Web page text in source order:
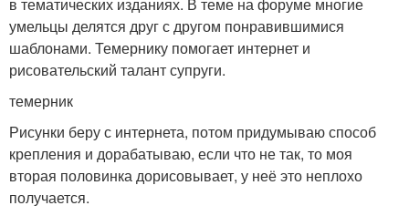
умельцы делятся друг с другом понравившимися
шаблонами. Темернику помогает интернет и
рисовательский талант супруги.
темерник
Рисунки беру с интернета, потом придумываю способ
крепления и дорабатываю, если что не так, то моя
вторая половинка дорисовывает, у неё это неплохо
получается.